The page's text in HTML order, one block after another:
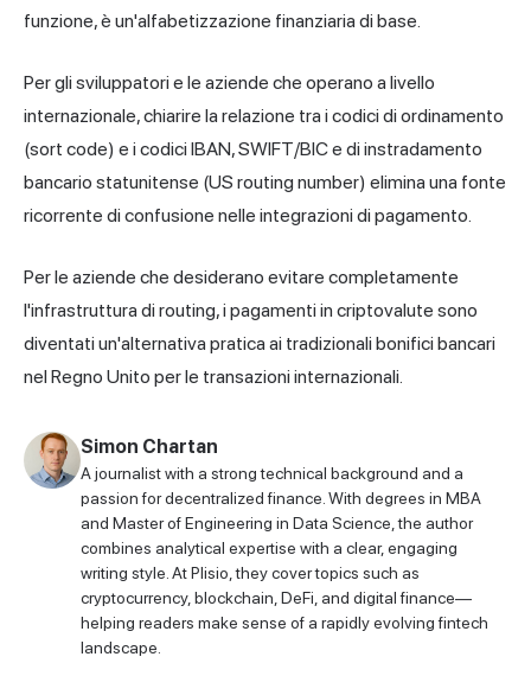
funzione, è un'alfabetizzazione finanziaria di base.
Per gli sviluppatori e le aziende che operano a livello
internazionale, chiarire la relazione tra i codici di ordinamento
(sort code) e i codici IBAN, SWIFT/BIC e di instradamento
bancario statunitense (US routing number) elimina una fonte
ricorrente di confusione nelle integrazioni di pagamento.
Per le aziende che desiderano evitare completamente
l'infrastruttura di routing, i pagamenti in criptovalute sono
diventati un'alternativa pratica ai tradizionali bonifici bancari
nel Regno Unito per le transazioni internazionali.
Simon Chartan
A journalist with a strong technical background and a
passion for decentralized finance. With degrees in MBA
and Master of Engineering in Data Science, the author
combines analytical expertise with a clear, engaging
writing style. At Plisio, they cover topics such as
cryptocurrency, blockchain, DeFi, and digital finance—
helping readers make sense of a rapidly evolving fintech
landscape.